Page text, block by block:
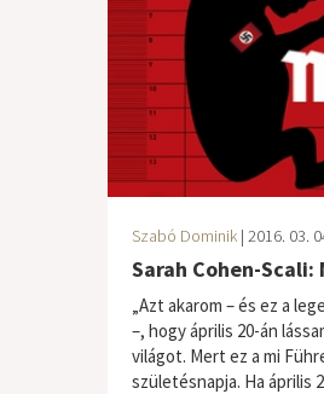
Szabó Dominik | 2016. 03.
Sarah Cohen-Scali:
„Azt akarom – és ez a
–, hogy április 20-án
világot. Mert ez a mi
születésnapja. Ha április